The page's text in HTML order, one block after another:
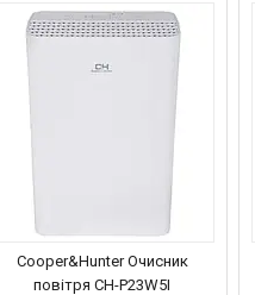
Cooper&Hunter Очисник
повітря CH-P23W5I